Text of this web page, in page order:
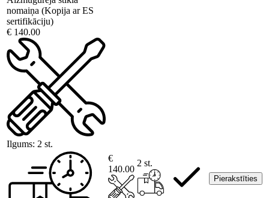
nomaiņa (Kopija ar ES
sertifikāciju)
€ 140.00
Ilgums: 2 st.
€
140.00
2 st.
Pierakstīties